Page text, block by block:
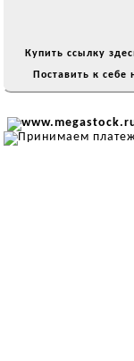
Купить ссылку
Поставить к себе